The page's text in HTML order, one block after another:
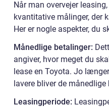
Når man overvejer
kvantitative målinger, der
Her er nogle aspekter, du
Månedlige betalinger:
angiver, hvor meget du
lease en Toyota. Jo
lavere bliver de
Leasingperiode: